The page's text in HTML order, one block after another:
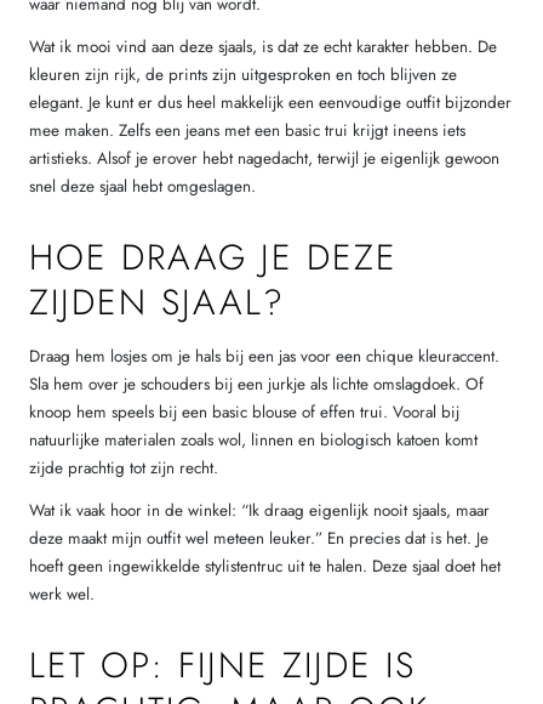
Wat ik mooi vind aan deze sjaals, is dat ze echt karakter hebben. De
kleuren zijn rijk, de prints zijn uitgesproken en toch blijven ze
elegant. Je kunt er dus heel makkelijk een eenvoudige outfit bijzonder
mee maken. Zelfs een jeans met een basic trui krijgt ineens iets
artistieks. Alsof je erover hebt nagedacht, terwijl je eigenlijk gewoon
snel deze sjaal hebt omgeslagen.
HOE DRAAG JE DEZE
ZIJDEN SJAAL?
Draag hem losjes om je hals bij een jas voor een chique kleuraccent.
Sla hem over je schouders bij een jurkje als lichte omslagdoek. Of
knoop hem speels bij een basic blouse of effen trui. Vooral bij
natuurlijke materialen zoals wol, linnen en biologisch katoen komt
zijde prachtig tot zijn recht.
Wat ik vaak hoor in de winkel: “Ik draag eigenlijk nooit sjaals, maar
deze maakt mijn outfit wel meteen leuker.” En precies dat is het. Je
hoeft geen ingewikkelde stylistentruc uit te halen. Deze sjaal doet het
werk wel.
LET OP: FIJNE ZIJDE IS